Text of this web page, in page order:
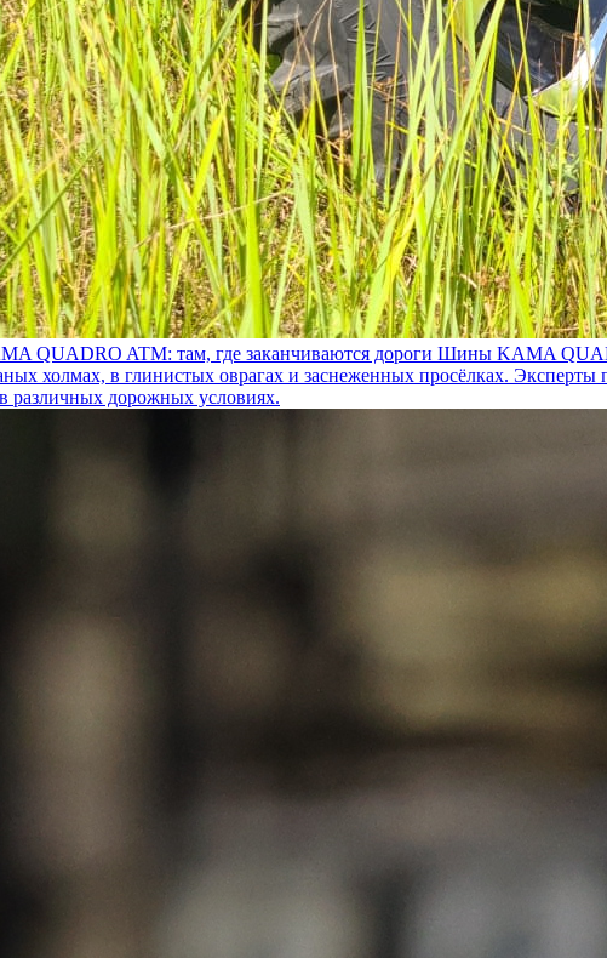
QUADRO ATM: там, где заканчиваются дороги Шины KAMA
холмах, в глинистых оврагах и заснеженных просёлках.
различных дорожных условиях.